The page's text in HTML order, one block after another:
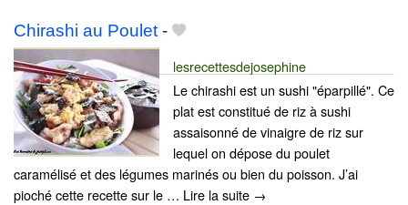
Chirashi au Poulet -
lesrecettesdejosephine
Le chirashi est un sushi "éparpillé". Ce
plat est constitué de riz à sushi
assaisonné de vinaigre de riz sur
lequel on dépose du poulet
caramélisé et des légumes marinés ou bien du poisson. J’ai
pioché cette recette sur le … Lire la suite →